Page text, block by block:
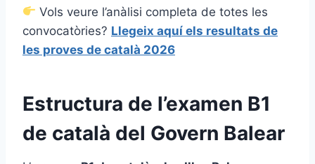
Vols veure l’anàlisi completa de totes les
convocatòries? Llegeix aquí els resultats de
les proves de català 2026
Estructura de l’examen B1
de català del Govern Balear